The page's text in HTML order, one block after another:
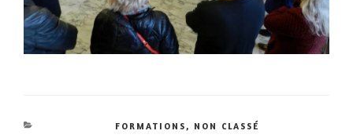
CATÉGORIES
FORMATIONS , NON CLASSÉ